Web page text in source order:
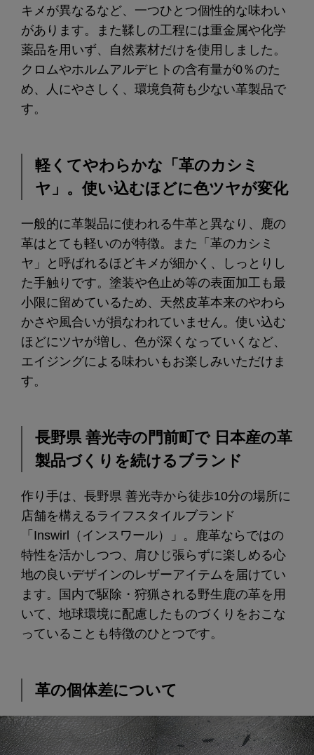
キメが異なるなど、一つひとつ個性的な味わい
があります。また鞣しの工程には重金属や化学
薬品を用いず、自然素材だけを使用しました。
クロムやホルムアルデヒトの含有量が0％のた
め、人にやさしく、環境負荷も少ない革製品で
す。
軽くてやわらかな「革のカシミ
ヤ」。使い込むほどに色ツヤが変化
一般的に革製品に使われる牛革と異なり、鹿の
革はとても軽いのが特徴。また「革のカシミ
ヤ」と呼ばれるほどキメが細かく、しっとりし
た手触りです。塗装や色止め等の表面加工も最
小限に留めているため、天然皮革本来のやわら
かさや風合いが損なわれていません。使い込む
ほどにツヤが増し、色が深くなっていくなど、
エイジングによる味わいもお楽しみいただけま
す。
長野県 善光寺の門前町で 日本産の革
製品づくりを続けるブランド
作り手は、長野県 善光寺から徒歩10分の場所に
店舗を構えるライフスタイルブランド
「Inswirl（インスワール）」。鹿革ならではの
特性を活かしつつ、肩ひじ張らずに楽しめる心
地の良いデザインのレザーアイテムを届けてい
ます。国内で駆除・狩猟される野生鹿の革を用
いて、地球環境に配慮したものづくりをおこな
っていることも特徴のひとつです。
革の個体差について